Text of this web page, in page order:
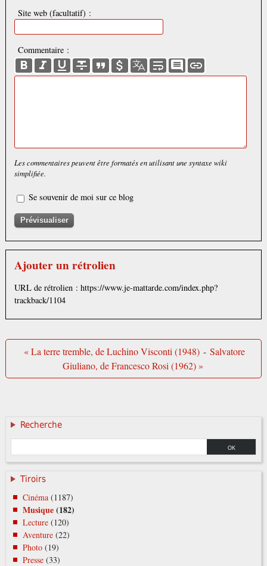
Site web (facultatif) :
Commentaire :
Les commentaires peuvent être formatés en utilisant une syntaxe wiki
simplifiée.
Se souvenir de moi sur ce blog
Ajouter un rétrolien
URL de rétrolien : https://www.je-mattarde.com/index.php?
trackback/1104
« La terre tremble, de Luchino Visconti (1948) - Salvatore
Giuliano, de Francesco Rosi (1962) »
Recherche
Tiroirs
Cinéma (1187)
Musique(182)
Lecture (120)
Aventure (22)
Photo (19)
Presse (33)